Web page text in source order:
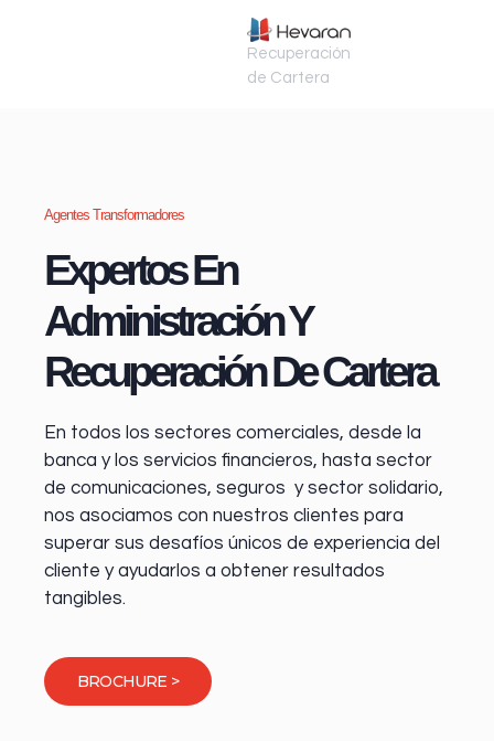
Recuperación
de Cartera
Agentes Transformadores
Expertos En
Administración Y
Recuperación De Cartera
En todos los sectores comerciales, desde la
banca y los servicios financieros, hasta sector
de comunicaciones, seguros y sector solidario,
nos asociamos con nuestros clientes para
superar sus desafíos únicos de experiencia del
cliente y ayudarlos a obtener resultados
tangibles.
BROCHURE >